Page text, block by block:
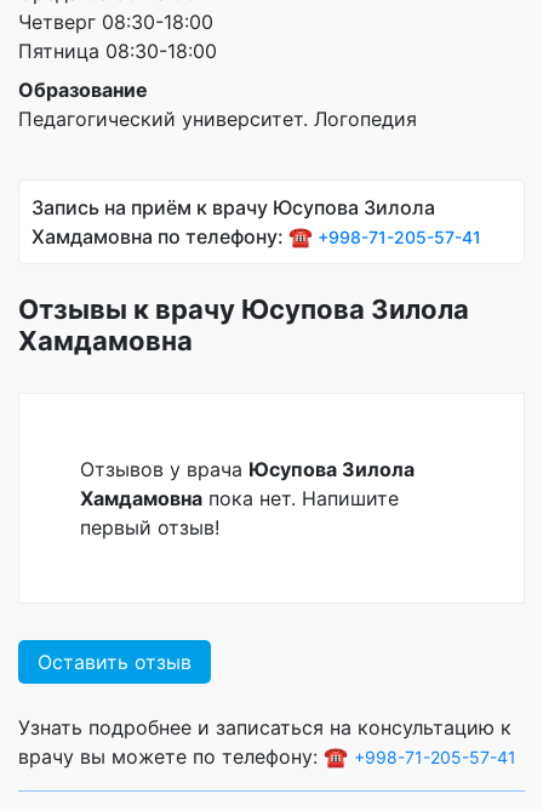
Четверг 08:30-18:00
Пятница 08:30-18:00
Образование
Педагогический университет. Логопедия
Запись на приём к врачу Юсупова Зилола
Хамдамовна по телефону: ☎️ +998-71-205-57-41
Отзывы к врачу Юсупова Зилола
Хамдамовна
Отзывов у врача Юсупова Зилола
Хамдамовна пока нет. Напишите
первый отзыв!
Оставить отзыв
Узнать подробнее и записаться на консультацию к
врачу вы можете по телефону: ☎️ +998-71-205-57-41